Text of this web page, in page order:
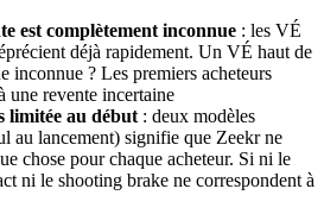
est complètement inconnue : les VÉ
déjà rapidement. Un VÉ haut de
inconnue ? Les premiers acheteurs
une revente incertaine
limitée au début : deux modèles
au lancement) signifie que Zeekr ne
chose pour chaque acheteur. Si ni le
ni le shooting brake ne correspondent à